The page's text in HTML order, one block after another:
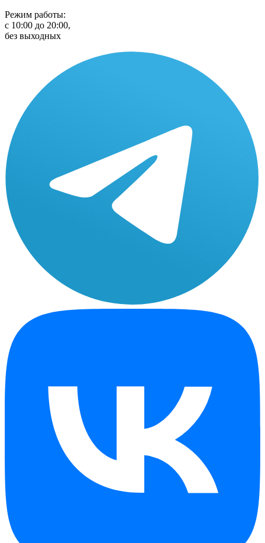
Режим работы:
с 10:00 до 20:00,
без выходных